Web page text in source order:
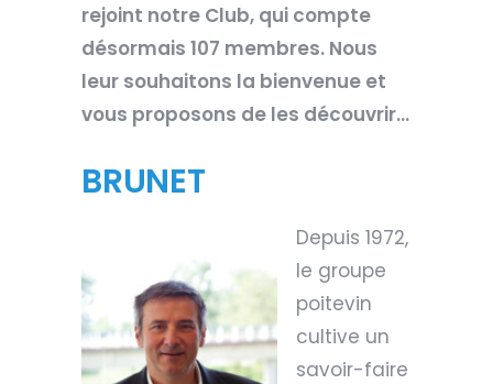
rejoint notre Club, qui compte
désormais 107 membres. Nous
leur souhaitons la bienvenue et
vous proposons de les découvrir…
BRUNET
Depuis 1972,
le groupe
poitevin
cultive un
savoir-faire